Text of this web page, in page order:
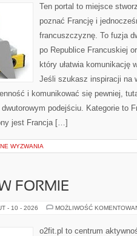
Ten portal to miejsce
poznać Francję i
francuszczyznę. To fuzja
po Republice Francuskiej
który ułatwia komunikację
Jeśli szukasz inspiracji na
i komunikować się pewniej,
dwutorowym podejściu. Kategorie to
jest Francja […]
WYZWANIA
FORMIE
- 10 - 2026 MOŻLIWOŚĆ
o2fit.pl to centrum